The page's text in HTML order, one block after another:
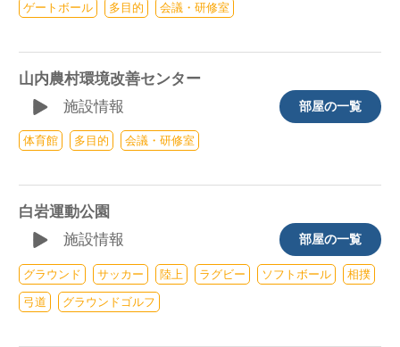
ゲートボール 多目的 会議・研修室
山内農村環境改善センター
施設情報
部屋の一覧
体育館 多目的 会議・研修室
白岩運動公園
施設情報
部屋の一覧
グラウンド サッカー 陸上 ラグビー ソフトボール 相撲
弓道 グラウンドゴルフ